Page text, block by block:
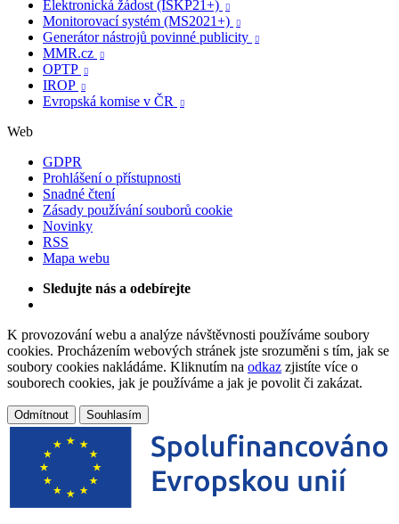
Elektronická žádost (ISKP21+)

Monitorovací systém (MS2021+) 
Generátor nástrojů povinné publicity 
MMR.cz 
OPTP 
IROP 
Evropská komise v ČR 
Web
GDPR
Prohlášení o přístupnosti
Snadné čtení
Zásady používání souborů cookie
Novinky
RSS
Mapa webu
Sledujte nás a odebírejte
K provozování webu a analýze návštěvnosti používáme soubory
cookies. Procházením webových stránek jste srozuměni s tím, jak se
soubory cookies nakládáme. Kliknutím na odkaz zjistíte více o
souborech cookies, jak je používáme a jak je povolit či zakázat.
Odmítnout Souhlasím